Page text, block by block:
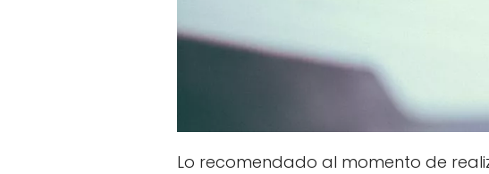
Lo recomendado al momento de